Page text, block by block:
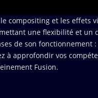
compositing et les effets
une flexibilité et un
de son fonctionnement
à approfondir vos
Fusion.